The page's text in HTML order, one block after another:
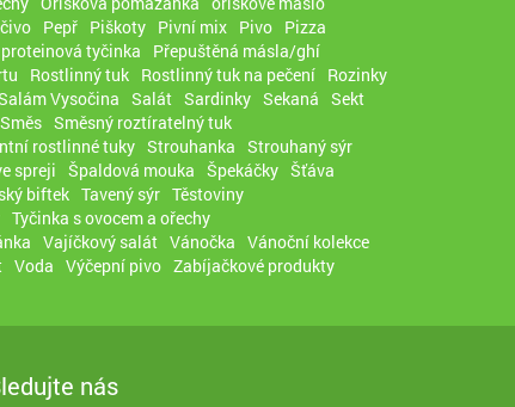
Pepř Piškoty Pivní mix Pivo Pizza
proteinová tyčinka
Přepuštěná másla/ghí
Rostlinný tuk Rostlinný tuk na pečení Rozinky
Vysočina Salát Sardinky Sekaná Sekt
Směs Směsný roztíratelný tuk
rostlinné tuky Strouhanka Strouhaný sýr
spreji Špaldová mouka Špekáčky Šťáva
biftek Tavený sýr Těstoviny
Tyčinka s ovocem a ořechy
Vajíčkový salát Vánočka Vánoční kolekce
Voda Výčepní pivo Zabíjačkové produkty
nás